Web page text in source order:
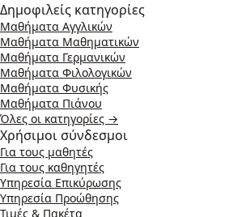
Δημοφιλείς κατηγορίες
Μαθήματα Αγγλικών
Μαθήματα Μαθηματικών
Μαθήματα Γερμανικών
Μαθήματα Φιλολογικών
Μαθήματα Φυσικής
Μαθήματα Πιάνου
Όλες οι κατηγορίες →
Χρήσιμοι σύνδεσμοι
Για τους μαθητές
Για τους καθηγητές
Υπηρεσία Επικύρωσης
Υπηρεσία Προώθησης
Τιμές & Πακέτα